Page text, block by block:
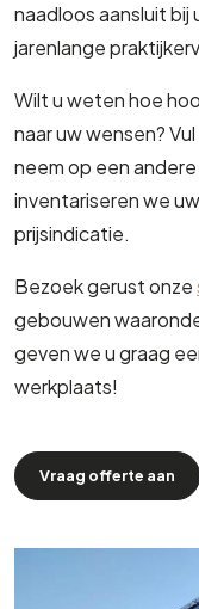
naadloos aansluit bij
jarenlange
Wilt u weten hoe
naar uw wensen?
neem op een
inventariseren we
prijsindicatie.
Bezoek gerust onze
gebouwen
geven we u graag
werkplaats!
Vraag offerte aan